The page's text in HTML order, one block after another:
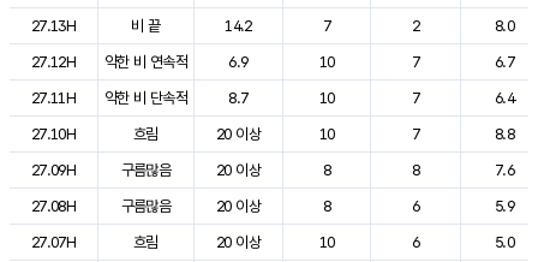
27.13H
비 끝 14.2 7 2
8.0
27.12H
약한 비 연속적 6.9 10 7
6.7
27.11H
약한 비 단속적 8.7 10 7
6.4
27.10H
흐림 20 이상 10 7
8.8
27.09H
구름많음 20 이상 8 8
7.6
27.08H
구름많음 20 이상 8 6
5.9
27.07H
흐림 20 이상 10 6
5.0